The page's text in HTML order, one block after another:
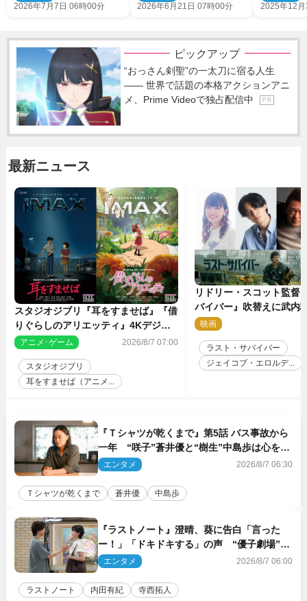
2026年7月7日 06時00分 2026年6月21日 07時00分 2025年12
ピックアップ
“おっさん剣聖”の一太刀に宿る人生
―― 世界で話題の本格アクションアニ
メ、Prime Videoで独占配信中
P R
最新ニュース
スタジオジブリ『耳をすませば』『借
りぐらしのアリエッティ』4Kデジタ
ルリマスターでIMAX上映決定！
アニメ･ゲーム 2026/8/7 07:00
スタジオジブリ
耳をすませば（アニメ...
リドリー・スコット監督
バイバー』吹替えに武内
哉・種崎敦美・井上和彦
映画
ラスト・サバイバー
ジェイコブ・エロルデ...
『Ｔシャツが乾くまで』第5話 バス事故から
一年 “咲子”蒼井優と“樹生”中島歩は心を許
しあえる関係に
エンタメ 2026/8/7 06:30
Ｔシャツが乾くまで 蒼井優 中島歩
『ラストノート』澄晴、葵に告白「言った
ー！」「ドキドキする」の声 “優子劇場”も
話題
エンタメ 2026/8/7 06:00
ラストノート 内田有紀 寺西拓人